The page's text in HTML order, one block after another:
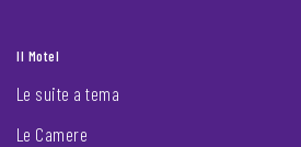
Il Motel
Le suite a tema
Le Camere